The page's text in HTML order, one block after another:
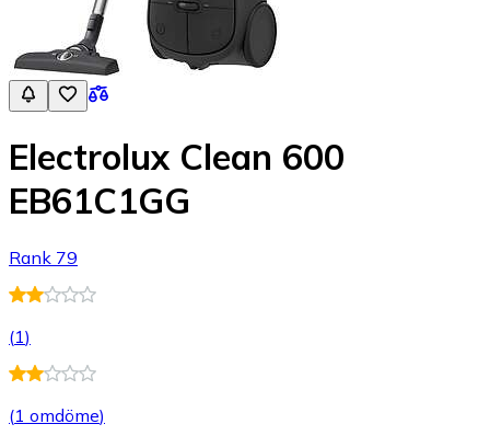
Electrolux Clean 600
EB61C1GG
Rank 79
(1)
(1 omdöme)